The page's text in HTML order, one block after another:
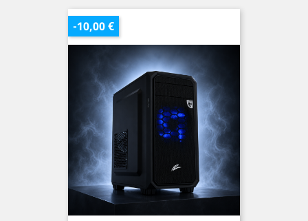
SKLADOM (3 kusy)
-10,00 €